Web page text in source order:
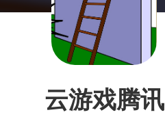
云游戏腾讯